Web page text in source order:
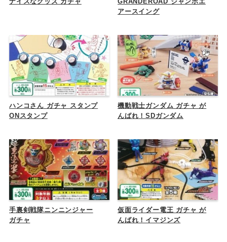
アースイング
ハンコさん ガチャ スタンプ
ONスタンプ
機動戦士ガンダム ガチャ が
んばれ！SDガンダム
手裏剣戦隊ニンニンジャー
ガチャ
仮面ライダー電王 ガチャ が
んばれ！イマジンズ